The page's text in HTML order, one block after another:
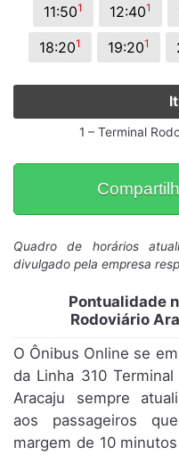
11:501 12:401
18:201 19:201
1 – Terminal
Quadro de horários
divulgado pela empresa
Pontualidade
Rodoviário
O Ônibus Online se
da Linha 310
Aracaju sempre
aos passageiros
margem de 10